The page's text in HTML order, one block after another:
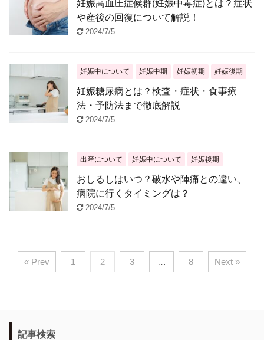
妊娠高血圧症候群(妊娠中毒症)とは？症状
や産後の回復について解説！
2024/7/5
妊娠中について 妊娠中期 妊娠初期 妊娠後期
妊娠糖尿病とは？検査・症状・食事療
法・予防法まで徹底解説
2024/7/5
出産について 妊娠中について 妊娠後期
おしるしはいつ？破水や陣痛との違い、
病院に行くタイミングは？
2024/7/5
« Prev 1 2 3 … 8 Next »
記事検索